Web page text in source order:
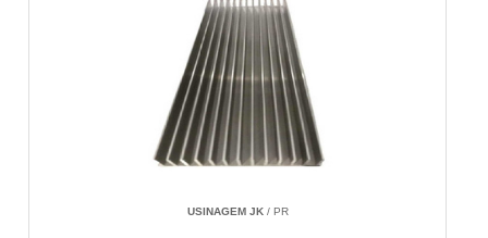
USINAGEM JK/ PR